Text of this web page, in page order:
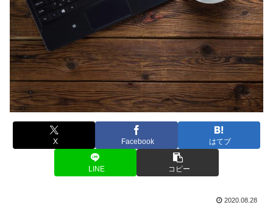
X Facebook はてブ
LINE コピー
2020.08.28